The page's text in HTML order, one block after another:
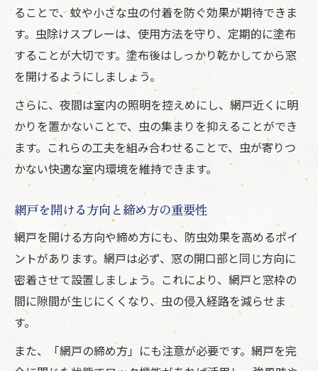
ることで、蚊や小さな虫の付着を防ぐ効果が期待できま
す。虫除けスプレーは、使用方法を守り、定期的に塗布
することが大切です。塗布後はしっかり乾かしてから窓
を開けるようにしましょう。
さらに、夜間は室内の照明を控えめにし、網戸近くに明
かりを置かないことで、虫の集まりを抑えることができ
ます。これらの工夫を組み合わせることで、虫が寄りつ
かない快適な室内環境を維持できます。
網戸を開ける方向と締め方の重要性
網戸を開ける方向や締め方にも、防虫効果を高めるポイ
ントがあります。網戸は必ず、窓の開口部と同じ方向に
密着させて設置しましょう。これにより、網戸と窓枠の
間に隙間が生じにくくなり、虫の侵入経路を減らせま
す。
また、「網戸の締め方」にも注意が必要です。網戸を完